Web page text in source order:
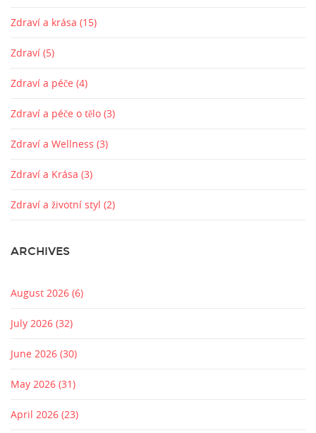
Zdraví a krása (15)
Zdraví (5)
Zdraví a péče (4)
Zdraví a péče o tělo (3)
Zdraví a Wellness (3)
Zdraví a Krása (3)
Zdraví a životní styl (2)
ARCHIVES
August 2026 (6)
July 2026 (32)
June 2026 (30)
May 2026 (31)
April 2026 (23)